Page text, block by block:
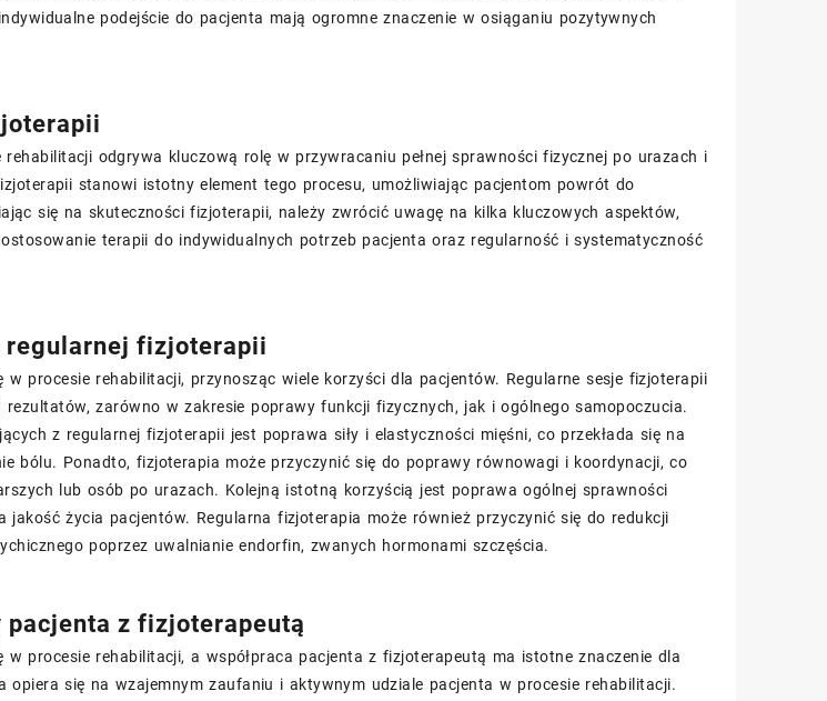
podejście do pacjenta mają ogromne znaczenie w osiąganiu pozytywnych
odgrywa kluczową rolę w przywracaniu pełnej sprawności fizycznej po urazach i
stanowi istotny element tego procesu, umożliwiając pacjentom powrót do
się na skuteczności fizjoterapii, należy zwrócić uwagę na kilka kluczowych aspektów,
terapii do indywidualnych potrzeb pacjenta oraz regularność i systematyczność
regularnej fizjoterapii
procesie rehabilitacji, przynosząc wiele korzyści dla pacjentów. Regularne sesje fizjoterapii
rezultatów, zarówno w zakresie poprawy funkcji fizycznych, jak i ogólnego samopoczucia.
z regularnej fizjoterapii jest poprawa siły i elastyczności mięśni, co przekłada się na
bólu. Ponadto, fizjoterapia może przyczynić się do poprawy równowagi i koordynacji, co
lub osób po urazach. Kolejną istotną korzyścią jest poprawa ogólnej sprawności
jakość życia pacjentów. Regularna fizjoterapia może również przyczynić się do redukcji
poprzez uwalnianie endorfin, zwanych hormonami szczęścia.
pacjenta z fizjoterapeutą
w procesie rehabilitacji, a współpraca pacjenta z fizjoterapeutą ma istotne znaczenie dla
opiera się na wzajemnym zaufaniu i aktywnym udziale pacjenta w procesie rehabilitacji.